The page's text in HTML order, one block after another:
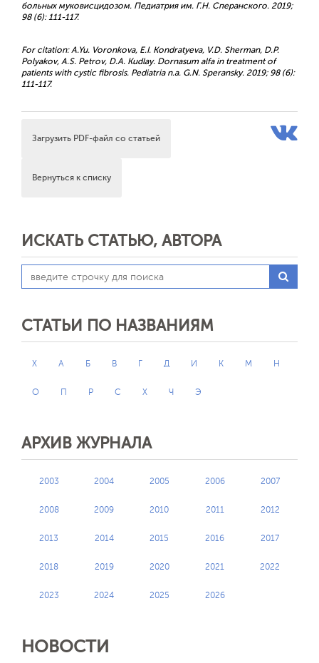
больных муковисцидозом. Педиатрия им. Г.Н. Сперанского. 2019;
98 (6): 111-117.
For citation: A.Yu. Voronkova, E.I. Kondratyeva, V.D. Sherman, D.P.
Polyakov, A.S. Petrov, D.A. Kudlay. Dornasum alfa in treatment of
patients with cystic fibrosis. Pediatria n.a. G.N. Speransky. 2019; 98 (6):
111-117.
Загрузить PDF-файл со статьей
Вернуться к списку
ИСКАТЬ СТАТЬЮ, АВТОРА
СТАТЬИ ПО НАЗВАНИЯМ
X А Б В Г Д И К М Н
О П Р С Х Ч Э
АРХИВ ЖУРНАЛА
2003 2004 2005 2006 2007
2008 2009 2010 2011 2012
2013 2014 2015 2016 2017
2018 2019 2020 2021 2022
2023 2024 2025 2026
НОВОСТИ